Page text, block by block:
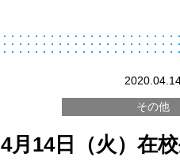
その他
4月14日（火）在